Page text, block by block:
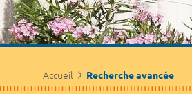
Accueil Recherche avancée